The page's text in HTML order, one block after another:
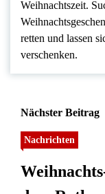
Weihnachtszeit.
retten und lassen
verschenken.
Nächster Beitrag
Nachrichten